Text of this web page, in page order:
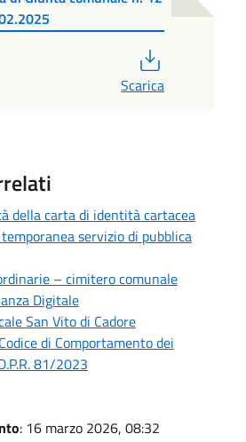
Scarica
della carta di identità cartacea
servizio di pubblica
– cimitero comunale
Digitale
San Vito di Cadore
di Comportamento dei
81/2023
: 16 marzo 2026, 08:32